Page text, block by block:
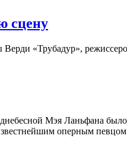
сцену
«Трубадур»,
Мэя Ланьфана
оперным